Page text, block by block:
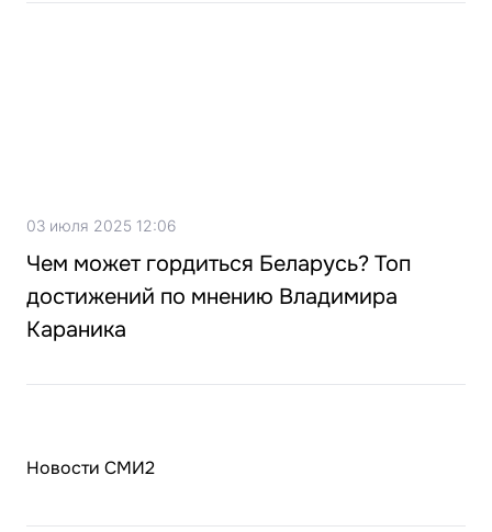
03 июля 2025 12:06
Чем может гордиться Беларусь? Топ
достижений по мнению Владимира
Караника
Новости СМИ2